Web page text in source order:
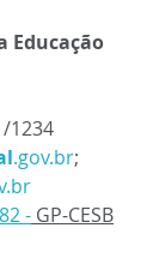
Educação
/1234
.gov.br;
- GP-CESB